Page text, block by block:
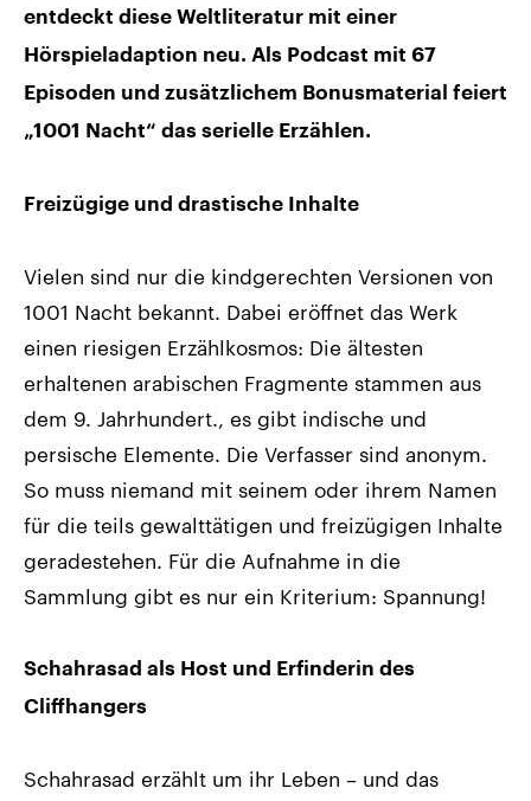
entdeckt diese Weltliteratur mit einer
Hörspieladaption neu. Als Podcast mit 67
Episoden und zusätzlichem Bonusmaterial feiert
„1001 Nacht“ das serielle Erzählen.
Freizügige und drastische Inhalte
Vielen sind nur die kindgerechten Versionen von
1001 Nacht bekannt. Dabei eröffnet das Werk
einen riesigen Erzählkosmos: Die ältesten
erhaltenen arabischen Fragmente stammen aus
dem 9. Jahrhundert., es gibt indische und
persische Elemente. Die Verfasser sind anonym.
So muss niemand mit seinem oder ihrem Namen
für die teils gewalttätigen und freizügigen Inhalte
geradestehen. Für die Aufnahme in die
Sammlung gibt es nur ein Kriterium: Spannung!
Schahrasad als Host und Erfinderin des
Cliffhangers
Schahrasad erzählt um ihr Leben – und das